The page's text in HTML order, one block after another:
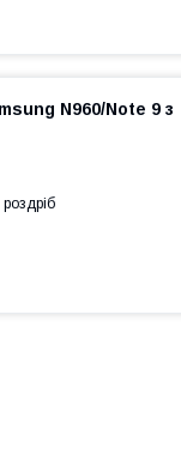
N960/Note 9 з